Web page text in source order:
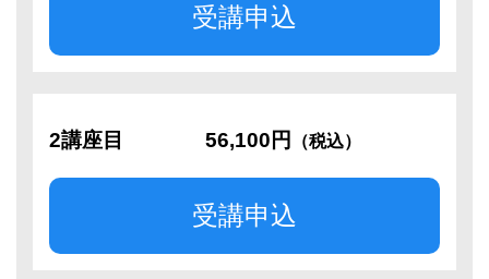
受講申込
2講座目 56,100円 （税込）
受講申込